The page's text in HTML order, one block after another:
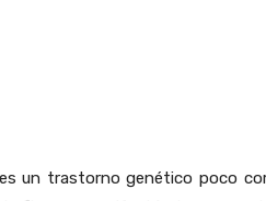
un trastorno genético poco